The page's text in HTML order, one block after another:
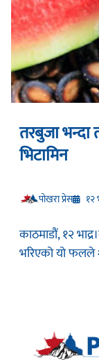
तरबुजा भन्दा
भिटामिन
प‍ोखरा प्रेस १२
काठमाडौं, १२
भरिएको यो फलले